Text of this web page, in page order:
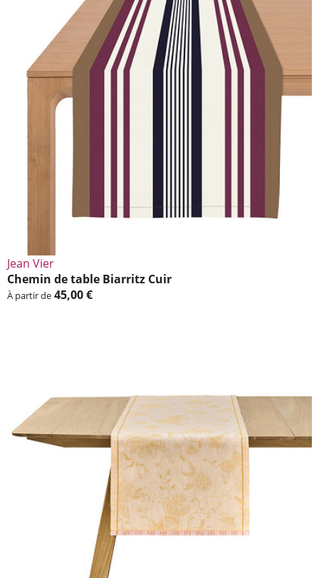
Jean Vier
Chemin de table Biar­ritz Cuir
À partir de 45,00 €